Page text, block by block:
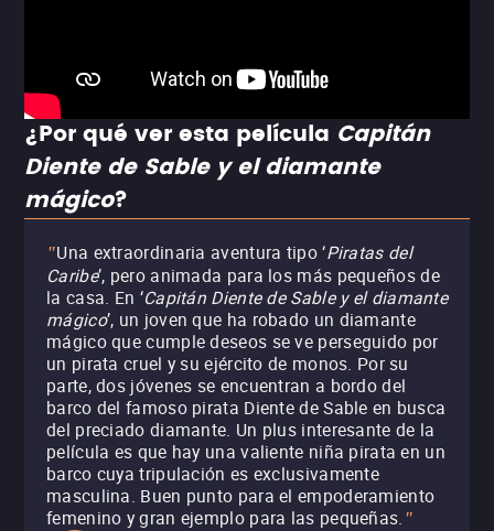
¿Por qué ver esta película Capitán
Diente de Sable y el diamante
mágico?
"Una extraordinaria aventura tipo ‘Piratas del
Caribe’, pero animada para los más pequeños de
la casa. En ‘Capitán Diente de Sable y el diamante
mágico’, un joven que ha robado un diamante
mágico que cumple deseos se ve perseguido por
un pirata cruel y su ejército de monos. Por su
parte, dos jóvenes se encuentran a bordo del
barco del famoso pirata Diente de Sable en busca
del preciado diamante. Un plus interesante de la
película es que hay una valiente niña pirata en un
barco cuya tripulación es exclusivamente
masculina. Buen punto para el empoderamiento
femenino y gran ejemplo para las pequeñas. "